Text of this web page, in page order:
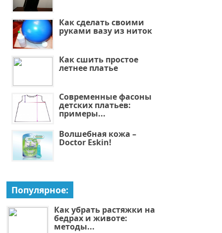
Как сделать своими
руками вазу из ниток
Как сшить простое
летнее платье
Современные фасоны
детских платьев:
примеры...
Волшебная кожа –
Doctor Eskin!
Популярное:
Как убрать растяжки на
бедрах и животе:
методы...